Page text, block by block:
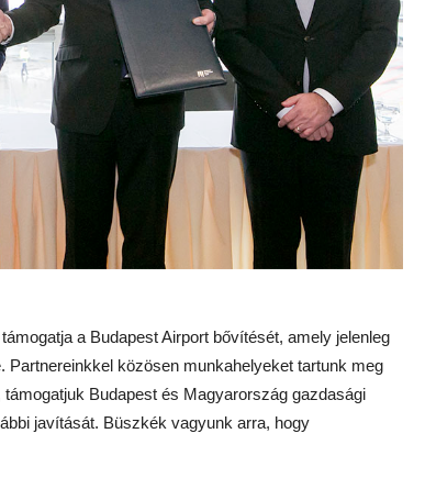
a Budapest Airport bővítését, amely jelenleg
Partnereinkkel közösen munkahelyeket tartunk meg
Budapest és Magyarország gazdasági
javítását. Büszkék vagyunk arra, hogy